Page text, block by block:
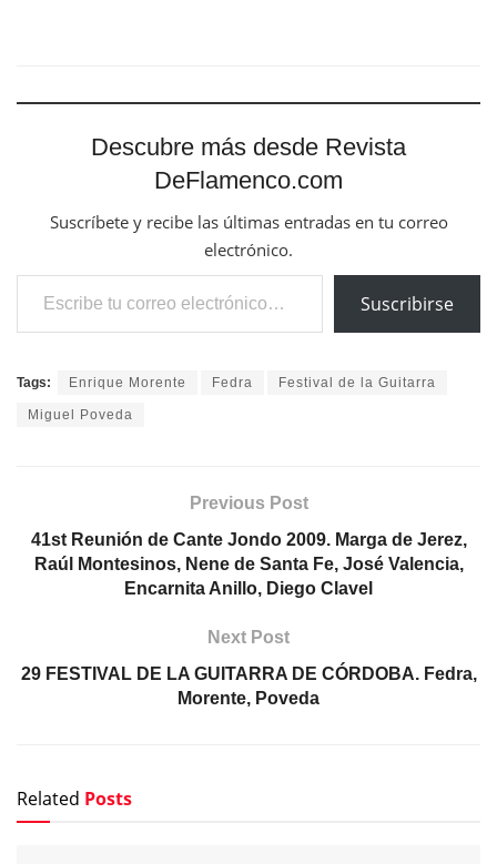
Descubre más desde Revista
DeFlamenco.com
Suscríbete y recibe las últimas entradas en tu correo
electrónico.
Escribe tu correo electrónico…
Suscribirse
Tags: Enrique Morente Fedra Festival de la Guitarra
Miguel Poveda
Previous Post
41st Reunión de Cante Jondo 2009. Marga de Jerez,
Raúl Montesinos, Nene de Santa Fe, José Valencia,
Encarnita Anillo, Diego Clavel
Next Post
29 FESTIVAL DE LA GUITARRA DE CÓRDOBA. Fedra,
Morente, Poveda
Related Posts